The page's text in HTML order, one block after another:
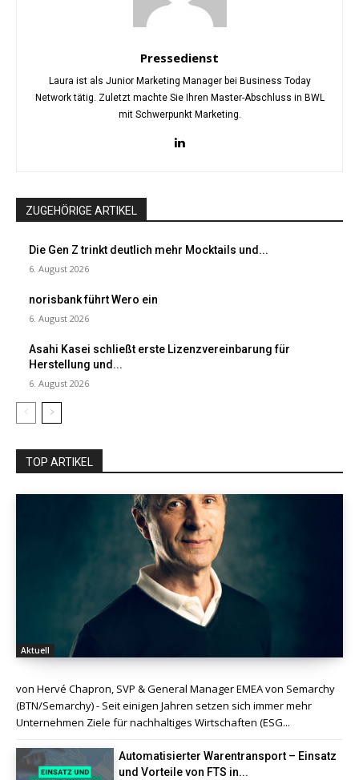
Pressedienst
Laura ist als Junior Marketing Manager bei Business Today
Network tätig. Zuletzt machte Sie Ihren Master-Abschluss in BWL
mit Schwerpunkt Marketing.
ZUGEHÖRIGE ARTIKEL
Die Gen Z trinkt deutlich mehr Mocktails und...
6. August 2026
norisbank führt Wero ein
6. August 2026
Asahi Kasei schließt erste Lizenzvereinbarung für
Herstellung und...
6. August 2026
TOP ARTIKEL
Aktuell
von Hervé Chapron, SVP & General Manager EMEA von Semarchy
(BTN/Semarchy) - Seit einigen Jahren setzen sich immer mehr
Unternehmen Ziele für nachhaltiges Wirtschaften (ESG...
Automatisierter Warentransport – Einsatz
und Vorteile von FTS in...